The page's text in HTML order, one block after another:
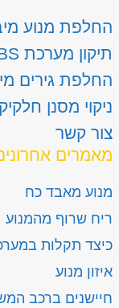
החלפת מנוע
תיקון מערכת ABS
החלפת גירים
ניקוי מסנן
צור קשר
מאמרים
מנוע מאבד כח
ריח שרוף מהמנוע
כיצד תקלות
איזון מנוע
חיישנים ברכב